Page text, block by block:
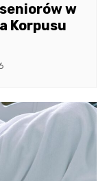
w
Korpusu